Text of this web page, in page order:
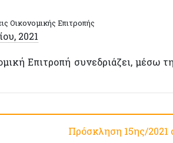
Οικονομικής Επιτροπής
2021
Επιτροπή συνεδριάζει, μέσω
Πρόσκληση 15ης/2021